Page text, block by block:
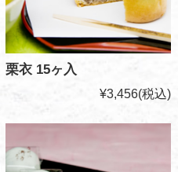
栗衣 15ヶ入
¥3,456(税込)